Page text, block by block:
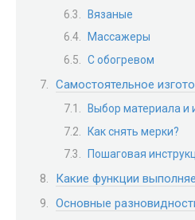
Вязаные
Массажеры
С обогревом
Самостоятельное
Выбор материала и
Как снять мерки?
Пошаговая
Какие функции
Основные